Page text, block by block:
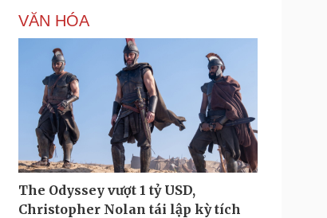
VĂN HÓA
The Odyssey vượt 1 tỷ USD,
Christopher Nolan tái lập kỳ tích